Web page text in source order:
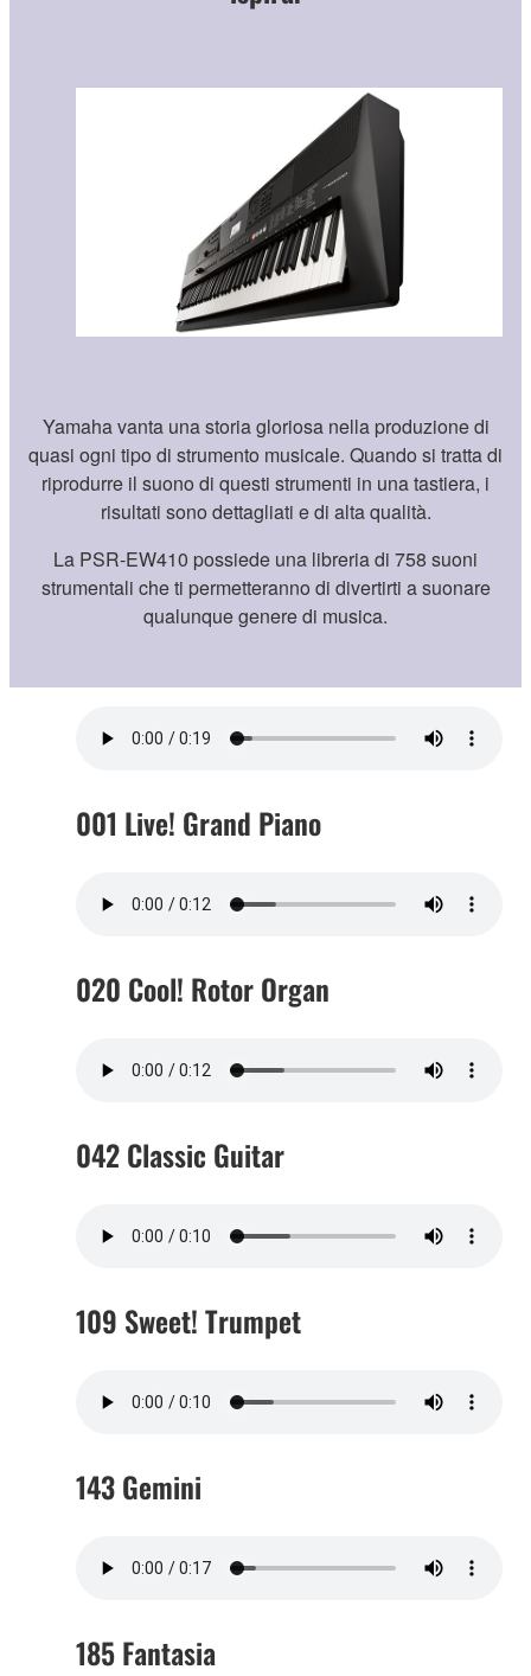
Yamaha vanta una storia gloriosa nella produzione di
quasi ogni tipo di strumento musicale. Quando si tratta di
riprodurre il suono di questi strumenti in una tastiera, i
risultati sono dettagliati e di alta qualità.
La PSR-EW410 possiede una libreria di 758 suoni
strumentali che ti permetteranno di divertirti a suonare
qualunque genere di musica.
001 Live! Grand Piano
020 Cool! Rotor Organ
042 Classic Guitar
109 Sweet! Trumpet
143 Gemini
185 Fantasia